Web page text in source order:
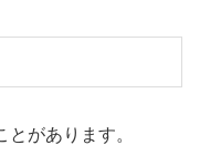
があります。